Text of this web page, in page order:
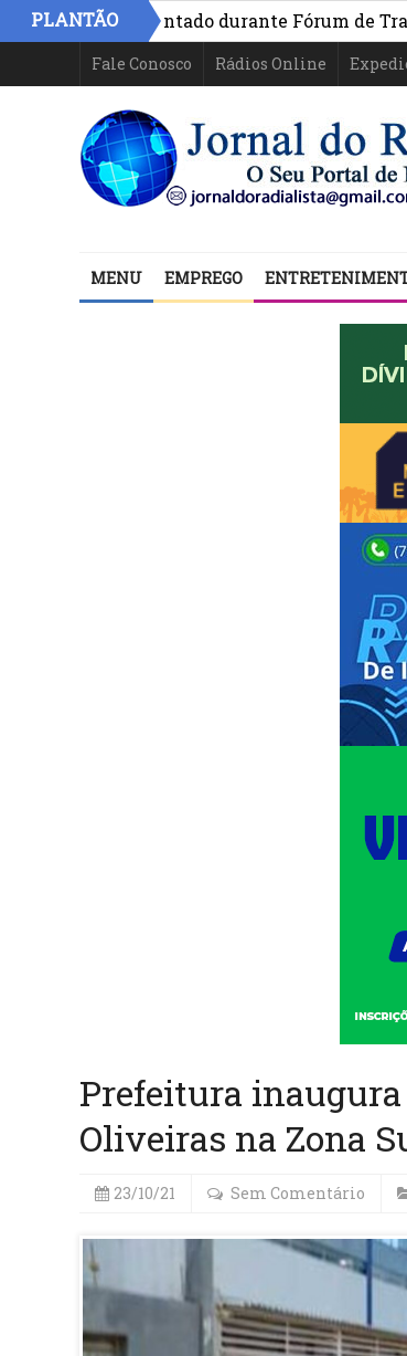
PLANTÃO
é apresentado durante Fórum de
Fale Conosco Rádios Online
MENU EMPREGO
Prefeitura inaugura
Oliveiras na Zona
23/10/21 Sem Comentário